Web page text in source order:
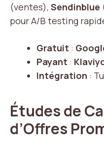
(ventes), Sendinblue
pour A/B testing
Gratuit :
Payant :
Intégration :
Études de
d’Offres